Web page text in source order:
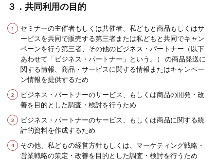
３．共同利用の目的
セミナーの主催者もしくは共催者、私どもと商品もしくはサ
ービスを共同で販売する第三者または私どもと共同でキャン
ペーンを行う第三者、その他のビジネス・パートナー（以下
あわせて「ビジネス・パートナー」という。） の商品発送に
関する情報、商品・サービスに関する情報またはキャンペー
ン情報を提供するため
ビジネス・パートナーのサービス、もしくは商品の開発・改
善を目的とした調査・検討を行うため
ビジネス・パートナーのサービス、もしくは商品に関する統
計的資料を作成するため
その他、私どもの経営方針もしくは、マーケティング戦略・
営業戦略の策定・改善を目的とした調査・検討を行うため